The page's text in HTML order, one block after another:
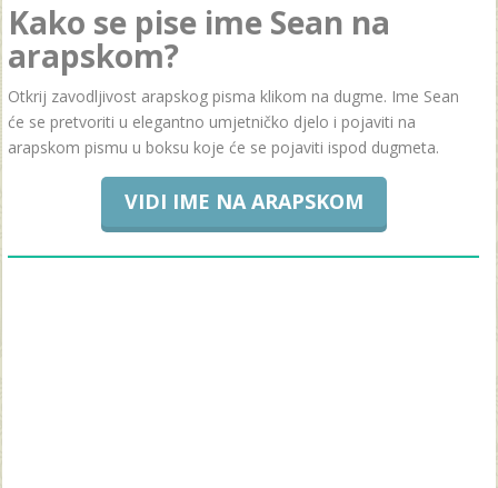
Kako se pise ime Sean na
arapskom?
Otkrij zavodljivost arapskog pisma klikom na dugme. Ime Sean
će se pretvoriti u elegantno umjetničko djelo i pojaviti na
arapskom pismu u boksu koje će se pojaviti ispod dugmeta.
VIDI IME NA ARAPSKOM